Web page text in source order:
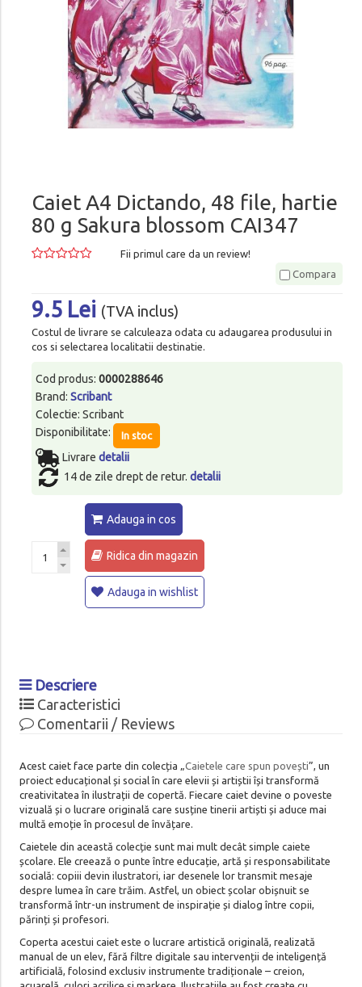
Caiet A4 Dictando, 48 file, hartie
80 g Sakura blossom CAI347
Fii primul care da un review!
Compara
9.5 Lei (TVA inclus)
Costul de livrare se calculeaza odata cu adaugarea produsului in
cos si selectarea localitatii destinatie.
Cod produs: 0000288646
Brand: Scribant
Colectie: Scribant
Disponibilitate:
In stoc
Livrare detalii
14 de zile drept de retur. detalii
Adauga in cos
Ridica din magazin
Adauga in wishlist
Descriere
Caracteristici
Comentarii / Reviews
Acest caiet face parte din colecția „ Caietele care spun povești”, un
proiect educațional și social în care elevii și artiștii își transformă
creativitatea în ilustrații de copertă. Fiecare caiet devine o poveste
vizuală și o lucrare originală care susține tinerii artiști și aduce mai
multă emoție în procesul de învățare.
Caietele din această colecție sunt mai mult decât simple caiete
școlare. Ele creează o punte între educație, artă și responsabilitate
socială: copiii devin ilustratori, iar desenele lor transmit mesaje
despre lumea în care trăim. Astfel, un obiect școlar obișnuit se
transformă într-un instrument de inspirație și dialog între copii,
părinți și profesori.
Coperta acestui caiet este o lucrare artistică originală, realizată
manual de un elev, fără filtre digitale sau intervenții de inteligență
artificială, folosind exclusiv instrumente tradiționale – creion,